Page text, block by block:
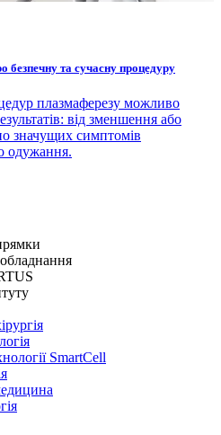
безпечну та сучасну процедуру
плазмаферезу можливо
від зменшення або
значущих симптомів
одужання.
обладнання
SmartCell